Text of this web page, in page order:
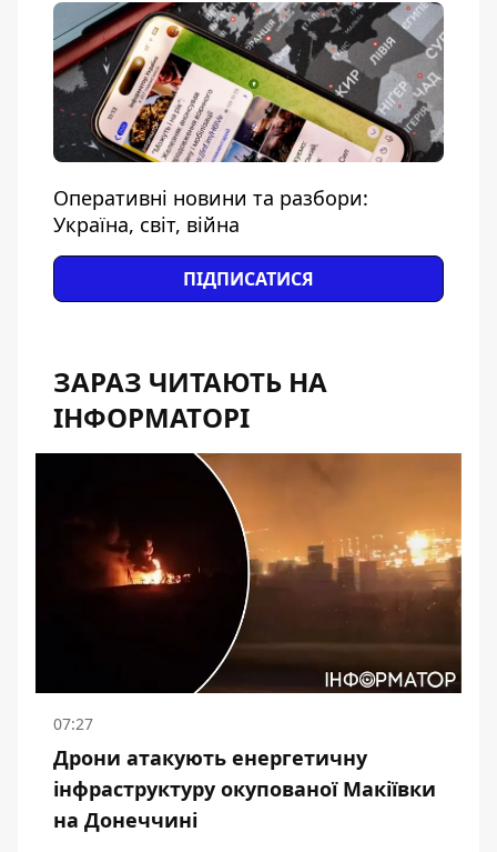
Оперативні новини та разбори:
Україна, світ, війна
ПІДПИСАТИСЯ
ЗАРАЗ ЧИТАЮТЬ НА
ІНФОРМАТОРІ
07:27
Дрони атакують енергетичну
інфраструктуру окупованої Макіївки
на Донеччині